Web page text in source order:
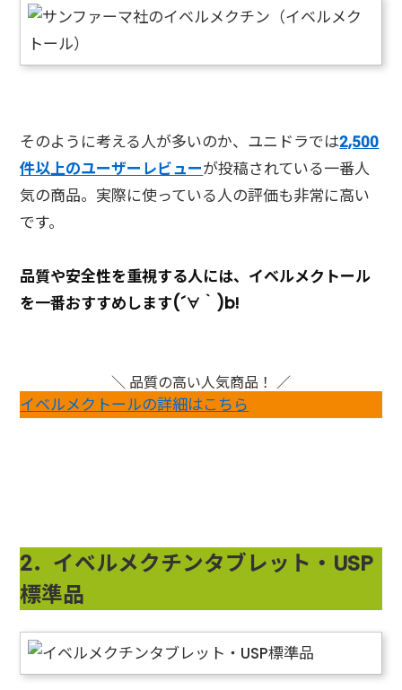
そのように考える人が多いのか、ユニドラでは2,500
件以上のユーザーレビューが投稿されている一番人
気の商品。実際に使っている人の評価も非常に高い
です。
品質や安全性を重視する人には、イベルメクトール
を一番おすすめします(´∀｀)b!
＼ 品質の高い人気商品！ ／
イベルメクトールの詳細はこちら
2．イベルメクチンタブレット・USP
標準品